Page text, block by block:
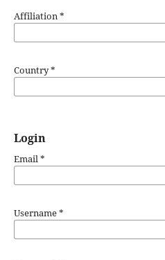
Affiliation*
Country*
Login
Email*
Username*